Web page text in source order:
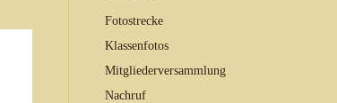
Fotostrecke
Klassenfotos
Mitgliederversammlung
Nachruf